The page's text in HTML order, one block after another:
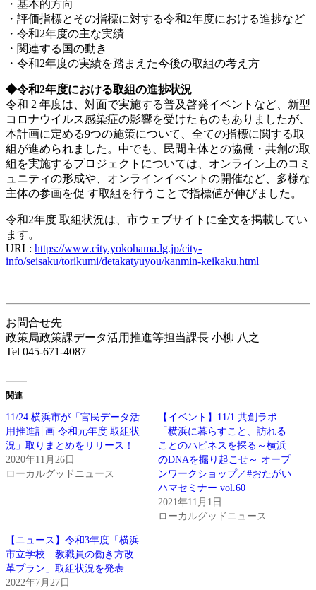
・基本的方向
・評価指標とその指標に対する令和2年度における進捗など
・令和2年度の主な実績
・関連する国の動き
・令和2年度の実績を踏まえた今後の取組の考え方
◆令和2年度における取組の進捗状況
令和 2 年度は、対面で実施する普及啓発イベントなど、新型
コロナウイルス感染症の影響を受けたものもありましたが、
本計画に定める9つの施策について、全ての指標に関する取
組が進められました。中でも、民間主体との協働・共創の取
組を実施するプロジェクトについては、オンライン上のコミ
ュニティの形成や、オンラインイベントの開催など、多様な
主体の参画を促 す取組を行うことで指標値が伸びました。
令和2年度 取組状況は、市ウェブサイトに全文を掲載してい
ます。
URL: https://www.city.yokohama.lg.jp/city-
info/seisaku/torikumi/detakatyuyou/kanmin-keikaku.html
お問合せ先
政策局政策課データ活用推進等担当課長 小柳 八之
Tel 045-671-4087
関連
11/24 横浜市が「官民データ活
用推進計画 令和元年度 取組状
況」取りまとめをリリース！
2020年11月26日
ローカルグッドニュース
【イベント】11/1 共創ラボ
「横浜に暮らすこと、訪れる
ことのハピネスを探る～横浜
のDNAを掘り起こせ～ オープ
ンワークショップ／#おたがい
ハマセミナー vol.60
2021年11月1日
ローカルグッドニュース
【ニュース】令和3年度「横浜
市立学校 教職員の働き方改
革プラン」取組状況を発表
2022年7月27日